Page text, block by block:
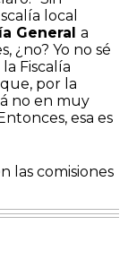
local
General a
¿no? Yo no sé
Fiscalía
por la
no en muy
esa es
las comisiones